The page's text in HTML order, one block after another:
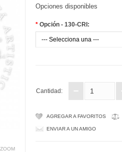
ZOOM
Opciones disponibles
* Opción - 130-CRI:
Cantidad:
AGREGAR A FAVORITOS
ENVIAR A UN AMIGO